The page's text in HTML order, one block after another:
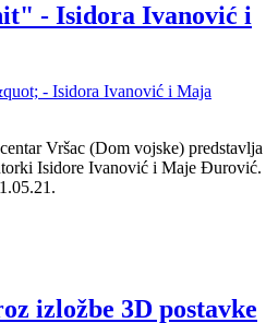
- Isidora Ivanović i
Vršac (Dom vojske) predstavlja
Isidore Ivanović i Maje Đurović.
izložbe 3D postavke